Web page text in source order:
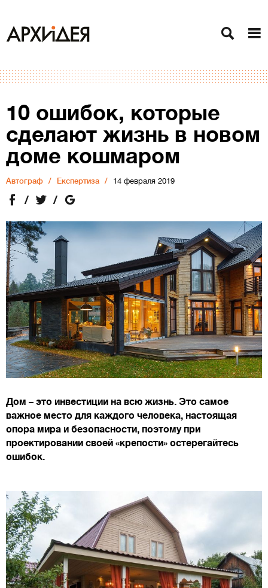
10 ошибок, которые
сделают жизнь в новом
доме кошмаром
Автограф Експертиза 14 февраля 2019
Дом – это инвестиции на всю жизнь. Это самое
важное место для каждого человека, настоящая
опора мира и безопасности, поэтому при
проектировании своей «крепости» остерегайтесь
ошибок.